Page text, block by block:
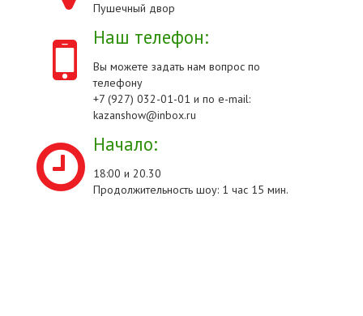
Пушечный двор
Наш телефон:
Вы можете задать нам вопрос по
телефону
+7 (927) 032-01-01 и по e-mail:
kazanshow@inbox.ru
Начало:
18:00 и 20.30
Продолжительность шоу: 1 час 15 мин.